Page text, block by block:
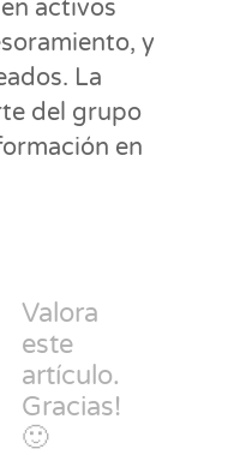
activos
y
La
del grupo
en
Valora
este
artículo.
Gracias!
🙂